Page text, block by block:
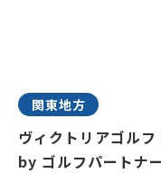
関東地方
ヴィクトリアゴル
by ゴルフパートナ